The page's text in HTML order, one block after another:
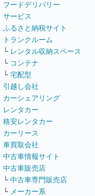
フードデリバリー
サービス
ふるさと納税サイト
トランクルーム
└ レンタル収納スペース
└ コンテナ
└ 宅配型
引越し会社
カーシェアリング
レンタカー
格安レンタカー
カーリース
車買取会社
中古車情報サイト
中古車販売店
└ 中古車専門販売店
└ メーカー系